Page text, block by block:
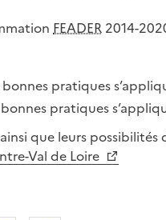
FEADER 2014-
bonnes pratiques
pratiques
que leurs
Val de Loire